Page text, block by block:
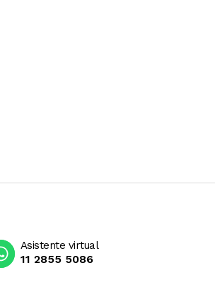
Asistente virtual
11 2855 5086